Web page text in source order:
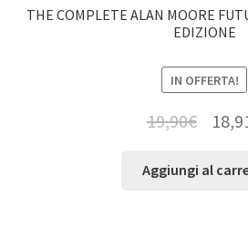
THE COMPLETE ALAN MOORE
EDIZIONE
IN OFFERTA!
19,90€
Aggiungi al